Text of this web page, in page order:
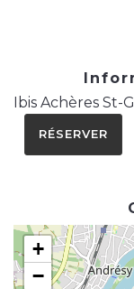
Ibis Achères St-
RÉSERVER
+
−